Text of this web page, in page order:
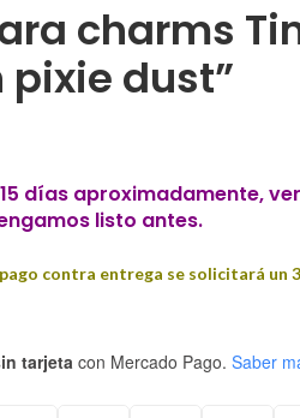
charms
dust”
días aproximadamente,
listo antes.
contra entrega se solicitará un
tarjeta con Mercado Pago. Saber